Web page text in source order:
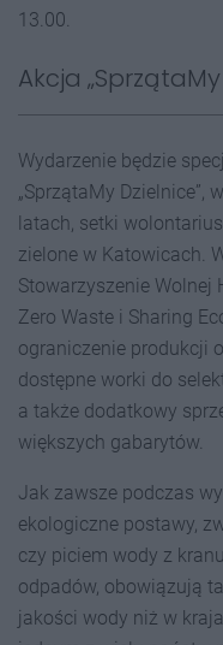
13.00.
Akcja
Wydarzenie będzie
„SprzątaMy Dzielnice”,
latach, setki
zielone w Katowicach.
Stowarzyszenie Wolnej
Zero Waste i Sharing
ograniczenie produkcji
dostępne worki do
a także dodatkowy
większych gabarytów.
Jak zawsze podczas
ekologiczne postawy,
czy piciem wody z
odpadów, obowiązują
jakości wody niż w